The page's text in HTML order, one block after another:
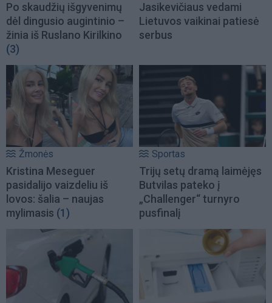
Po skaudžių išgyvenimų
dėl dingusio augintinio –
žinia iš Ruslano Kirilkino
(3)
Jasikevičiaus vedami
Lietuvos vaikinai patiesė
serbus
Žmonės
Kristina Meseguer
pasidalijo vaizdeliu iš
lovos: šalia – naujas
mylimasis (1)
Sportas
Trijų setų dramą laimėjęs
Butvilas pateko į
„Challenger“ turnyro
pusfinalį